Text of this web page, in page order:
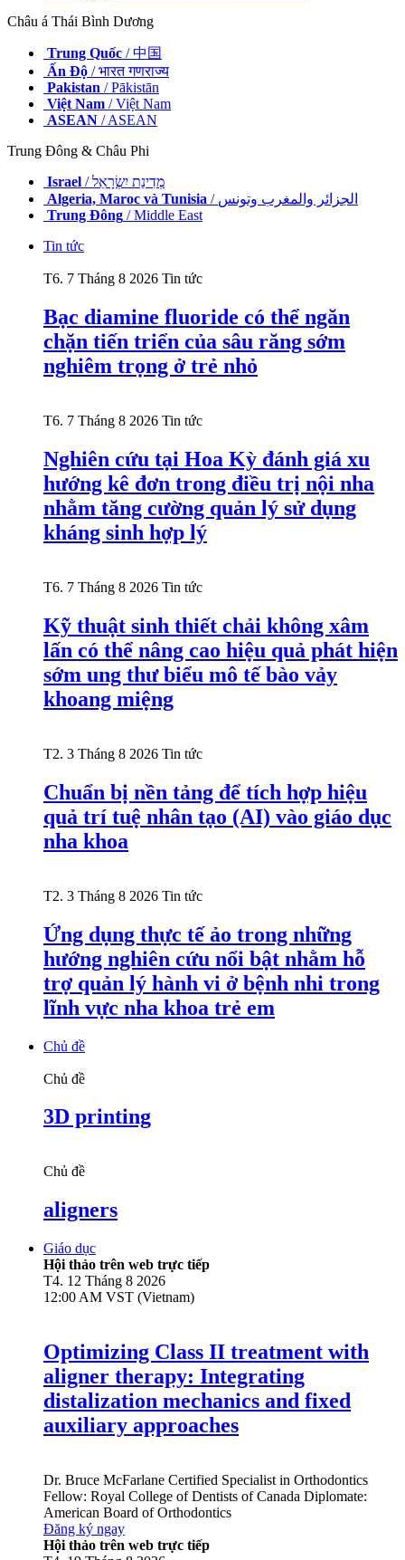
Châu á Thái Bình Dương
Trung Quốc / 中国
Ấn Độ / भारत गणराज्य
Pakistan / Pākistān
Việt Nam / Việt Nam
ASEAN / ASEAN
Trung Đông & Châu Phi
Israel
/ מְדִינַת יִשְׂרָאֵל
Algeria, Maroc và Tunisia
/ الجزائر والمغرب وتونس
Trung Đông / Middle East
Tin tức
T6. 7 Tháng 8 2026 Tin tức
Bạc diamine fluoride có thể ngăn
chặn tiến triển của sâu răng sớm
nghiêm trọng ở trẻ nhỏ
T6. 7 Tháng 8 2026 Tin tức
Nghiên cứu tại Hoa Kỳ đánh giá xu
hướng kê đơn trong điều trị nội nha
nhằm tăng cường quản lý sử dụng
kháng sinh hợp lý
T6. 7 Tháng 8 2026 Tin tức
Kỹ thuật sinh thiết chải không xâm
lấn có thể nâng cao hiệu quả phát hiện
sớm ung thư biểu mô tế bào vảy
khoang miệng
T2. 3 Tháng 8 2026 Tin tức
Chuẩn bị nền tảng để tích hợp hiệu
quả trí tuệ nhân tạo (AI) vào giáo dục
nha khoa
T2. 3 Tháng 8 2026 Tin tức
Ứng dụng thực tế ảo trong những
hướng nghiên cứu nổi bật nhằm hỗ
trợ quản lý hành vi ở bệnh nhi trong
lĩnh vực nha khoa trẻ em
Chủ đề
Chủ đề
3D printing
Chủ đề
aligners
Giáo dục
Hội thảo trên web trực tiếp
T4. 12 Tháng 8 2026
12:00 AM VST (Vietnam)
Optimizing Class II treatment with
aligner therapy: Integrating
distalization mechanics and fixed
auxiliary approaches
Dr. Bruce McFarlane Certified Specialist in Orthodontics
Fellow: Royal College of Dentists of Canada Diplomate:
American Board of Orthodontics
Đăng ký ngay
Hội thảo trên web trực tiếp